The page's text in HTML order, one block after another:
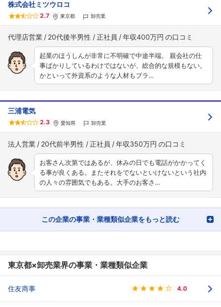
こちらの企業もフォローしませんか？
株式会社ミツウロコ
2.7 東京都 卸売業
代理店営業 20代後半男性 正社員 年収400万円
起業のほうしんが非常に不明確で中途半端。 親会社の仕
事ばかりしているわけではないが、総合的な規模もない。
かといって外資系のような人材もブラ…
三浦電気
2.3 愛知県 卸売業
法人営業 20代前半男性 正社員 年収350万円
お客さん次第ではあるが、休みの日でも電話がかかってく
る事が良くある。またそれをでないといけないという社内
の人々の雰囲気でもある。大手のお客さ…
この企業の事業・業種類似企業をもっと読む
東京都×卸売業界の事業・業種類似企業
住友商事 4.0